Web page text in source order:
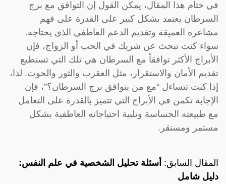
في ختام هذا المقال، يمكن القول إن التوافق مع برج
السرطان يعتمد بشكل كبير على القدرة على فهم
مشاعره العميقة وتقديم الدعم العاطفي الذي يحتاجه.
سواء كنت تبحث عن شريك في الحب أو الزواج، فإن
الأبراج الأكثر توافقاً مع السرطان هي تلك التي تستطيع
تقديم الأمان والاستقرار، مثل العقرب والثور والحوت. لذا،
إذا كنت تتساءل “مع من يتوافق برج السرطان؟”، فإن
الإجابة تكمن في الأبراج التي تتميز بالقدرة على التعامل
مع طبيعته الحساسة وتلبية احتياجاته العاطفية بشكل
مستمر ومستقر.
المقال السابق: أسئلة تحليل الشخصية في علم النفس:
دليل شامل